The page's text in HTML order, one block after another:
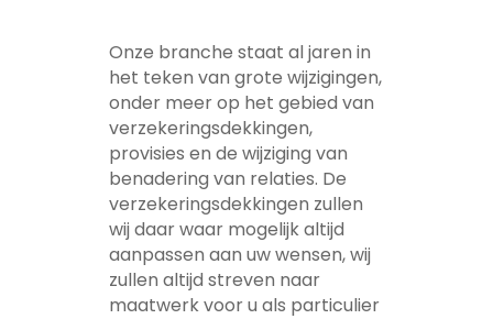
Onze branche staat al jaren in
het teken van grote wijzigingen,
onder meer op het gebied van
verzekeringsdekkingen,
provisies en de wijziging van
benadering van relaties. De
verzekeringsdekkingen zullen
wij daar waar mogelijk altijd
aanpassen aan uw wensen, wij
zullen altijd streven naar
maatwerk voor u als particulier